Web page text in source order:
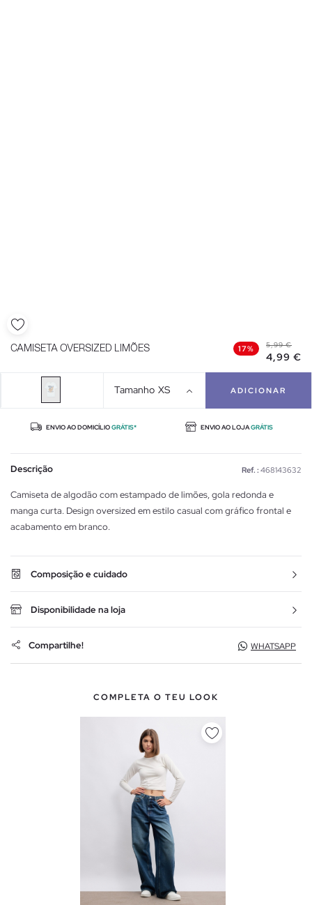
CAMISETA OVERSIZED LIMÕES 17% 5,99 €
4,99 €
Tamanho XS ADICIONAR
ENVIO AO DOMICÍLIOGRÁTIS* ENVIO AO LOJAGRÁTIS
Descrição Ref. : 468143632
Camiseta de algodão com estampado de limões, gola redonda e
manga curta. Design oversized em estilo casual com gráfico frontal e
acabamento em branco.
Composição e cuidado
Disponibilidade na loja
Compartilhe! WHATSAPP
COMPLETA O TEU LOOK